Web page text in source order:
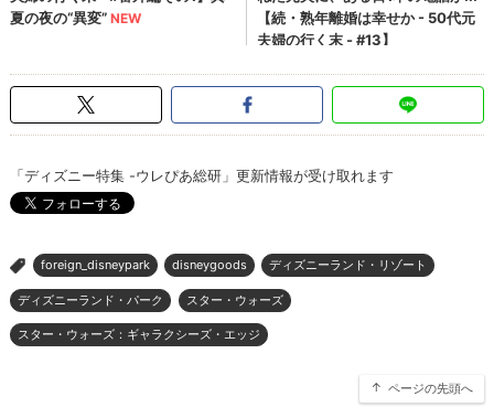
「ディズニー特集 -ウレぴあ総研」更新情報が受け取れます
> foreign_disneypark disneygoods ディズニーランド・リゾート
ディズニーランド・パーク スター・ウォーズ
スター・ウォーズ：ギャラクシーズ・エッジ
ページの先頭へ